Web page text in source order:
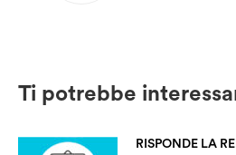
Ti potrebbe
RISPONDE LA